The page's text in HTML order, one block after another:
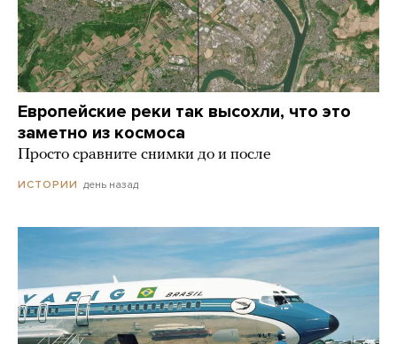
Европейские реки так высохли, что это
заметно из космоса
Просто сравните снимки до и после
ИСТОРИИ день назад